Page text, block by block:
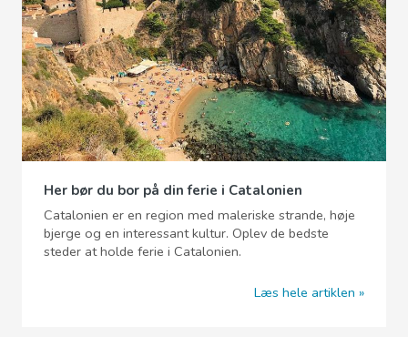
Her bør du bor på din ferie i Catalonien
Catalonien er en region med maleriske strande, høje
bjerge og en interessant kultur. Oplev de bedste
steder at holde ferie i Catalonien.
Læs hele artiklen